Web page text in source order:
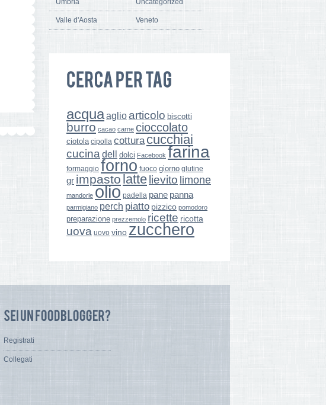
Umbria Uncategorized
Valle d'Aosta Veneto
acquaaglio articolo biscotti
burro cacao carne cioccolato
ciotola cipolla cottura cucchiai
cucina dell dolci Facebook farina
formaggio forno fuoco giorno glutine
gr impasto latte lievito limone
mandorle olio padella pane panna
parmigiano perch piatto pizzico pomodoro
preparazione prezzemolo ricette ricotta
uova uovo vino zucchero
Registrati
Collegati